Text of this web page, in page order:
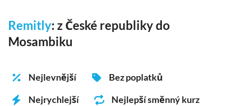
Remitly: z České republiky do
Mosambiku
Nejlevnější
Bez poplatků
Nejrychlejší
Nejlepší směnný kurz